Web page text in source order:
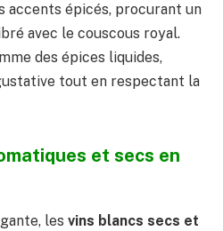
accents épicés, procurant un
avec le couscous royal.
des épices liquides,
tout en respectant la
et secs en
les vins blancs secs et